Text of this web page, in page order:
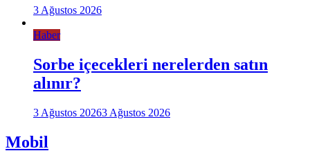
3 Ağustos 2026
Haber
Sorbe içecekleri nerelerden satın
alınır?
3 Ağustos 20263 Ağustos 2026
Mobil